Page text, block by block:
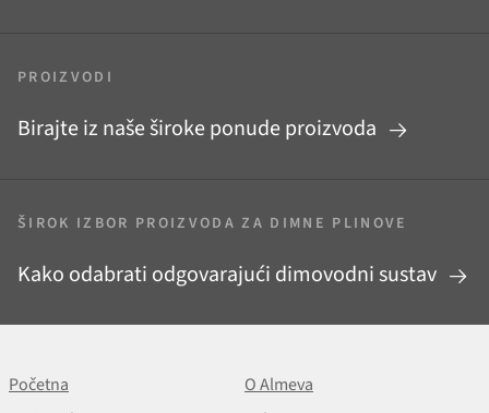
PROIZVODI
Birajte iz naše široke ponude proizvoda
ŠIROK IZBOR PROIZVODA ZA DIMNE PLINOVE
Kako odabrati odgovarajući dimovodni sustav
Početna
O Almeva